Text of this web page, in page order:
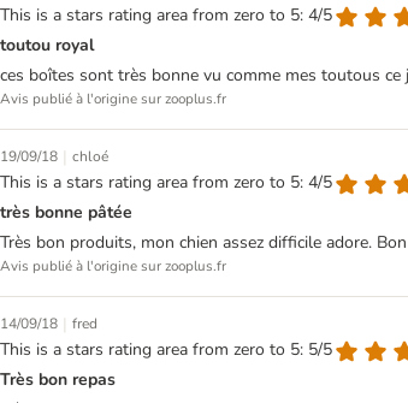
This is a stars rating area from zero to 5: 4/5
toutou royal
ces boîtes sont très bonne vu comme mes toutous
Avis publié à l'origine sur zooplus.fr
19/09/18 | chloé
This is a stars rating area from zero to 5: 4/5
très bonne pâtée
Très bon produits, mon chien assez difficile adore.
Avis publié à l'origine sur zooplus.fr
14/09/18 | fred
This is a stars rating area from zero to 5: 5/5
Très bon repas